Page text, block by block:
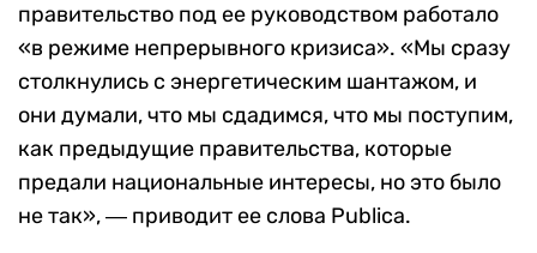
правительство под ее руководством работало
«в режиме непрерывного кризиса». «Мы сразу
столкнулись с энергетическим шантажом, и
они думали, что мы сдадимся, что мы поступим,
как предыдущие правительства, которые
предали национальные интересы, но это было
не так», ― приводит ее слова Publica.